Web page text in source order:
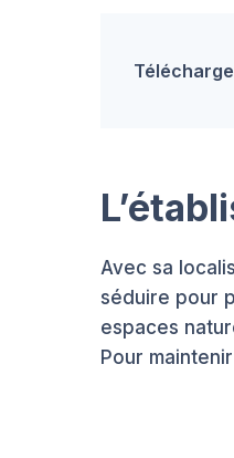
Avec sa
séduire pour
espaces
Pour